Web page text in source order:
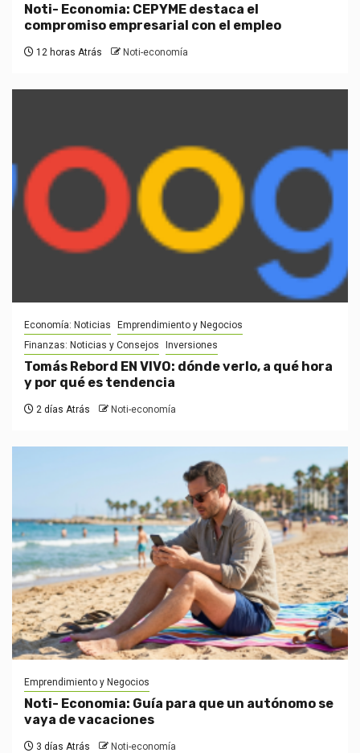
Noti- Economia: CEPYME destaca el
compromiso empresarial con el empleo
12 horas Atrás Noti-economía
Economía: Noticias
Emprendimiento y Negocios
Finanzas: Noticias y Consejos
Inversiones
Tomás Rebord EN VIVO: dónde verlo, a qué hora
y por qué es tendencia
2 días Atrás Noti-economía
Emprendimiento y Negocios
Noti- Economia: Guía para que un autónomo se
vaya de vacaciones
3 días Atrás Noti-economía